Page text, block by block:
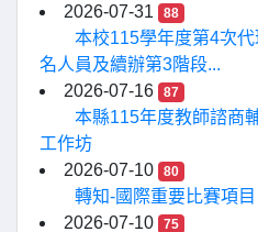
2026-07-31
88
本校115學年度第4次
名人員及續辦第3階段...
2026-07-16
87
本縣115年度教師諮商
工作坊
2026-07-10
80
轉知-國際重要比賽項目
2026-07-10
75